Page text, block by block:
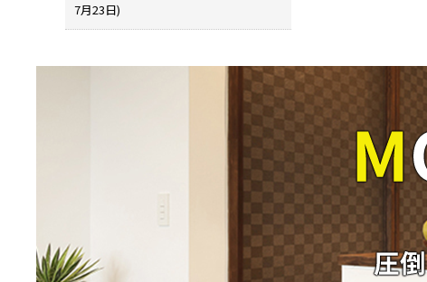
7月23日)